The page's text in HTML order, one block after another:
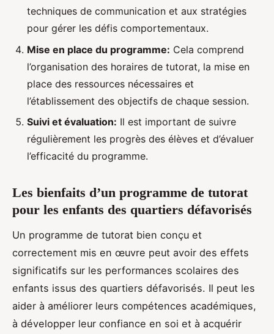
techniques de communication et aux stratégies
pour gérer les défis comportementaux.
Mise en place du programme: Cela comprend
l’organisation des horaires de tutorat, la mise en
place des ressources nécessaires et
l’établissement des objectifs de chaque session.
Suivi et évaluation: Il est important de suivre
régulièrement les progrès des élèves et d’évaluer
l’efficacité du programme.
Les bienfaits d’un programme de tutorat
pour les enfants des quartiers défavorisés
Un programme de tutorat bien conçu et
correctement mis en œuvre peut avoir des effets
significatifs sur les performances scolaires des
enfants issus des quartiers défavorisés. Il peut les
aider à améliorer leurs compétences académiques,
à développer leur confiance en soi et à acquérir